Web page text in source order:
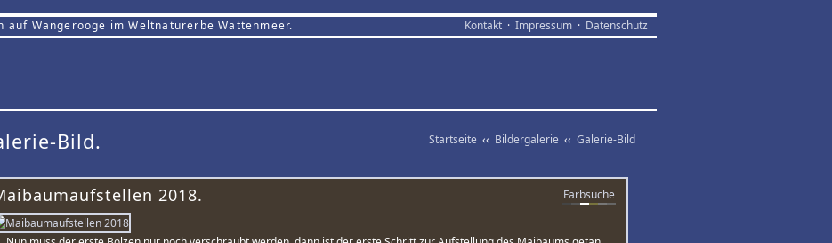
auf Wangerooge im Weltnaturerbe Wattenmeer. Kontakt · Impressum · Datenschutz
Startseite ‹‹ Bildergalerie ‹‹ Galerie-Bild
Bild.
Farbsuche
2018.